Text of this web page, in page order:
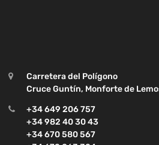
+34 670 580 567
+34 672 063 324
lucia@desguacemanolo.es
De lunes a viernes de 08:00 a 16:00